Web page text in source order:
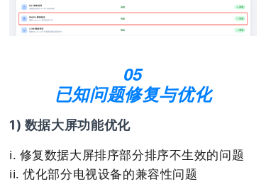
05
已知问题修复与优化
1) 数据大屏功能优化
i. 修复数据大屏排序部分排序不生效的问题
ii. 优化部分电视设备的兼容性问题